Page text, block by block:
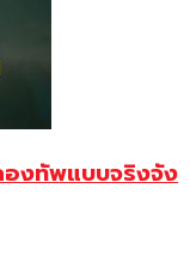
องทัพแบบจริงจัง